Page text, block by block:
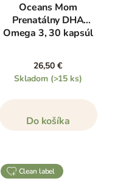
Oceans Mom
Prenatálny DHA
Omega 3, 30 kapsúl
26,50 €
Skladom (>15 ks)
Do košíka
clean label